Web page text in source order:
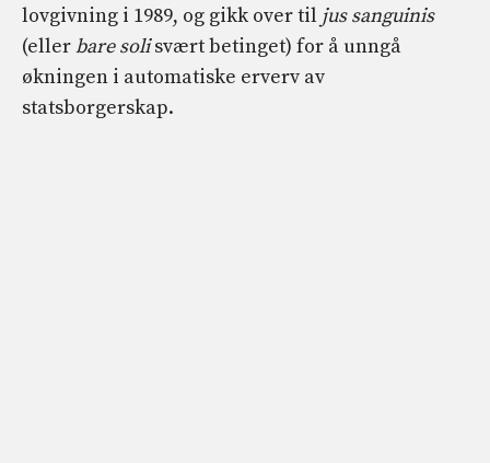
lovgivning i 1989, og gikk over til jus sanguinis
(ellerbare solisvært betinget) for å unngå
økningen i automatiske erverv av
statsborgerskap.